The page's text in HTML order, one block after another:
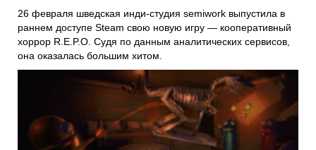
26 февраля шведская инди-студия semiwork выпустила в
раннем доступе Steam свою новую игру — кооперативный
хоррор R.E.P.O. Судя по данным аналитических сервисов,
она оказалась большим хитом.